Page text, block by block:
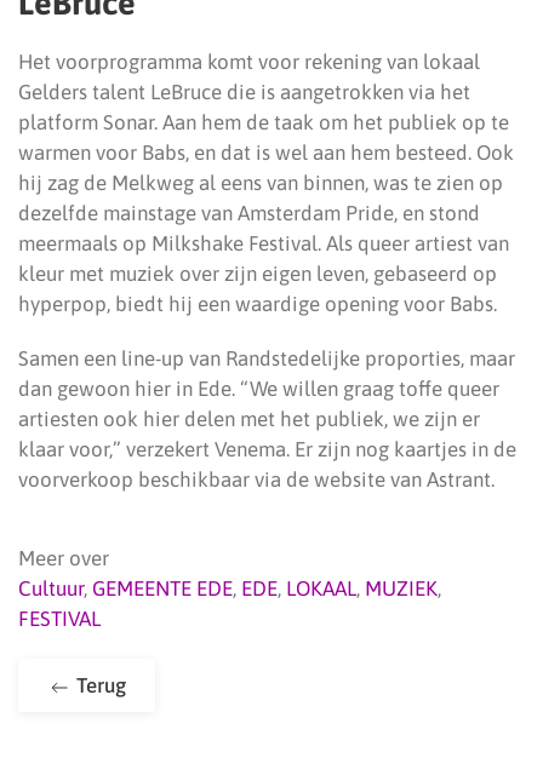
Het voorprogramma komt voor rekening van lokaal
Gelders talent LeBruce die is aangetrokken via het
platform Sonar. Aan hem de taak om het publiek op te
warmen voor Babs, en dat is wel aan hem besteed. Ook
hij zag de Melkweg al eens van binnen, was te zien op
dezelfde mainstage van Amsterdam Pride, en stond
meermaals op Milkshake Festival. Als queer artiest van
kleur met muziek over zijn eigen leven, gebaseerd op
hyperpop, biedt hij een waardige opening voor Babs.
Samen een line-up van Randstedelijke proporties, maar
dan gewoon hier in Ede. “We willen graag toffe queer
artiesten ook hier delen met het publiek, we zijn er
klaar voor,” verzekert Venema. Er zijn nog kaartjes in de
voorverkoop beschikbaar via de website van Astrant.
Meer over
Cultuur, GEMEENTE EDE, EDE, LOKAAL, MUZIEK,
FESTIVAL
Terug